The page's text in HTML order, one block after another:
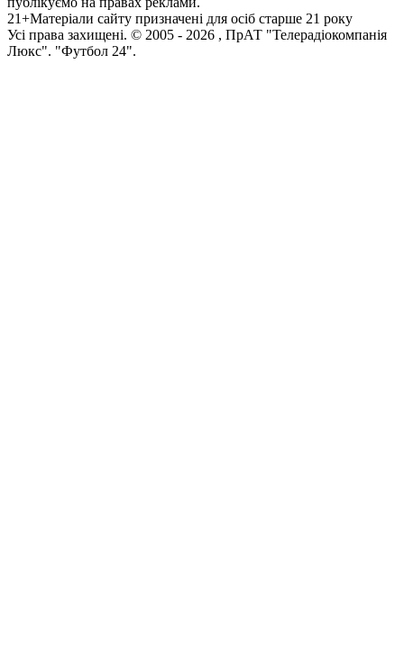
21+Матеріали сайту призначені для осіб старше 21 року
Усi права захищенi. © 2005 - 2026 , ПрАТ "Телерадіокомпанія
Люкс". "Футбол 24".